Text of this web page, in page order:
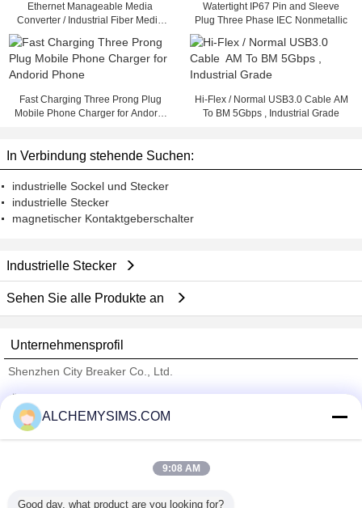
Ethernet Manageable Media
Converter / Industrial Fiber Media
Watertight IP67 Pin and Sleeve
Plug Three Phase IEC Nonmetallic
Fast Charging Three Prong Plug
Mobile Phone Charger for Andorid
Hi-Flex / Normal USB3.0 Cable AM
To BM 5Gbps , Industrial Grade
In Verbindung stehende Suchen:
industrielle Sockel und Stecker
industrielle Stecker
magnetischer Kontaktgeberschalter
Industrielle Stecker
Sehen Sie alle Produkte an
Unternehmensprofil
Shenzhen City Breaker Co., Ltd.
Trust Seal
Verified Suplier
ALCHEMYSIMS.COM
9:08 AM
Good day, what product are you looking for?